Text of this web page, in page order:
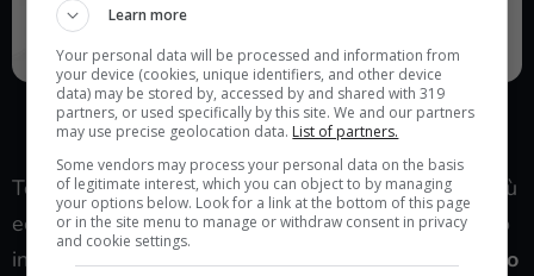
LG Monitor 24″ (Player.it)
Torniamo al catalogo di LG per un monitor un po’ più
economico rispetto a quello che abbiamo analizzato
in precedenza, ma comunque molto valido:parliamo
Learn more
Your personal data will be processed and information from
your device (cookies, unique identifiers, and other device
data) may be stored by, accessed by and shared with 319
partners, or used specifically by this site. We and our partners
may use precise geolocation data. List of partners.
Some vendors may process your personal data on the basis
of legitimate interest, which you can object to by managing
your options below. Look for a link at the bottom of this page
or in the site menu to manage or withdraw consent in privacy
and cookie settings.